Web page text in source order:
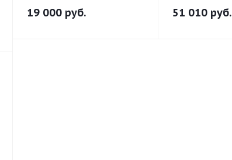
19 000 руб. 51 010 руб.